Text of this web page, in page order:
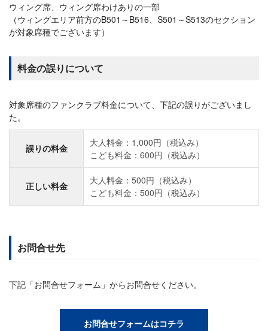
ウィング席、ウィング席わけありの一部
（ウィングエリア前方のB501～B516、S501～S513のセクション
が対象席種でございます）
料金の誤りについて
対象席種のファンクラブ料金について、下記の誤りがございまし
た。
誤りの料金
大人料金：1,000円（税込み）
こども料金：600円（税込み）
正しい料金
大人料金：500円（税込み）
こども料金：500円（税込み）
お問合せ先
下記「お問合せフォーム」からお問合せください。
お問合せフォームはコチラ